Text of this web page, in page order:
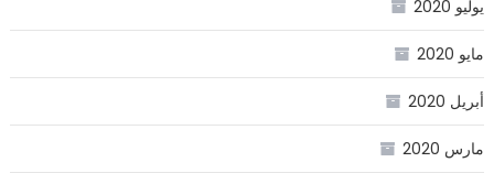
يوليو 2020
مايو 2020
أبريل 2020
مارس 2020